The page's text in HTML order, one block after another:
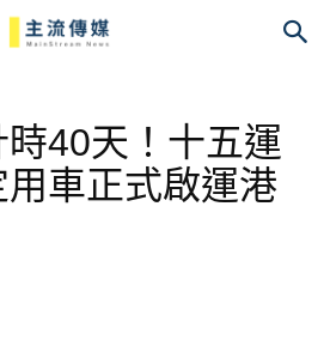
時40天！十五運
車正式啟運港